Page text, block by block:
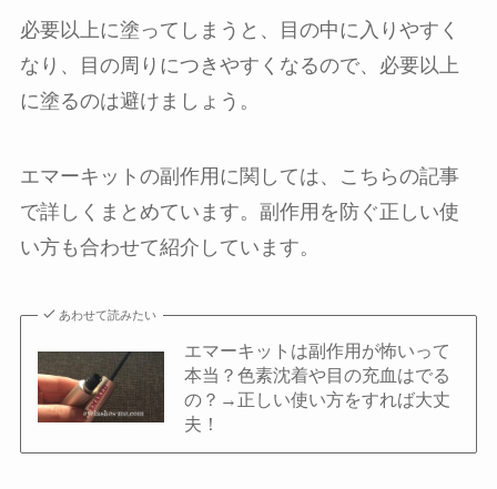
必要以上に塗ってしまうと、目の中に入りやすく
なり、目の周りにつきやすくなるので、必要以上
に塗るのは避けましょう。
エマーキットの副作用に関しては、こちらの記事
で詳しくまとめています。副作用を防ぐ正しい使
い方も合わせて紹介しています。
あわせて読みたい
エマーキットは副作用が怖いって
本当？色素沈着や目の充血はでる
の？→正しい使い方をすれば大丈
夫！